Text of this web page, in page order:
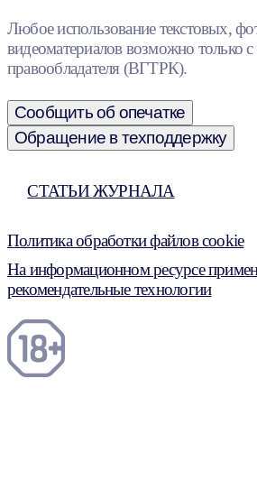
Любое использование текстовых,
видеоматериалов возможно только с
правообладателя (ВГТРК).
Сообщить об опечатке
Обращение в техподдержку
СТАТЬИ ЖУРНАЛА
Политика обработки файлов cookie
На информационном ресурсе
рекомендательные технологии